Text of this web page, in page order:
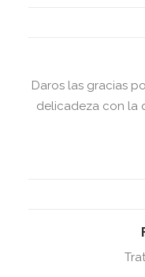
Daros las gracias
delicadeza con la